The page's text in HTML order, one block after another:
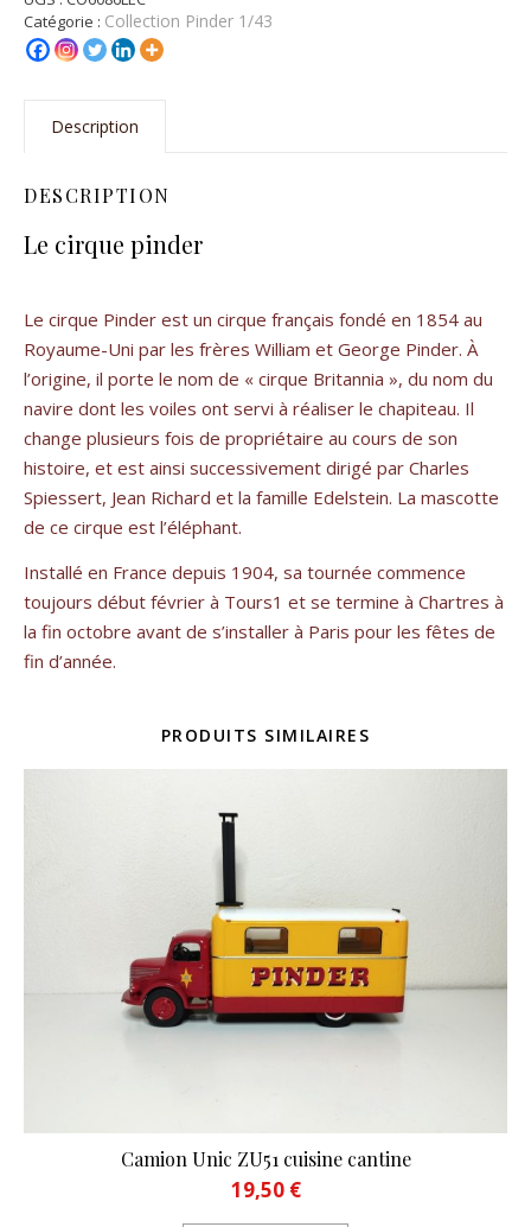
Catégorie : Collection Pinder 1/43
Description
DESCRIPTION
Le cirque pinder
Le cirque Pinder est un cirque français fondé en 1854 au
Royaume-Uni par les frères William et George Pinder. À
l’origine, il porte le nom de « cirque Britannia », du nom du
navire dont les voiles ont servi à réaliser le chapiteau. Il
change plusieurs fois de propriétaire au cours de son
histoire, et est ainsi successivement dirigé par Charles
Spiessert, Jean Richard et la famille Edelstein. La mascotte
de ce cirque est l’éléphant.
Installé en France depuis 1904, sa tournée commence
toujours début février à Tours1 et se termine à Chartres à
la fin octobre avant de s’installer à Paris pour les fêtes de
fin d’année.
PRODUITS SIMILAIRES
Camion Unic ZU51 cuisine cantine
19,50 €